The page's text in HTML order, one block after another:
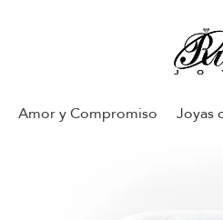
Amor y Compromiso Joyas